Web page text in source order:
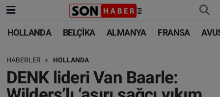
HOLLANDA BELÇİKA ALMANYA FRANSA
HABERLER HOLLANDA
DENK lideri Van Baarle:
HOLLANDA
BELÇİKA
ALMANYA
HOLLANDA
BELÇİKA
ALMANYA
Nöbetçi Eczaneler
Hava Durumu
Trafik Durumu